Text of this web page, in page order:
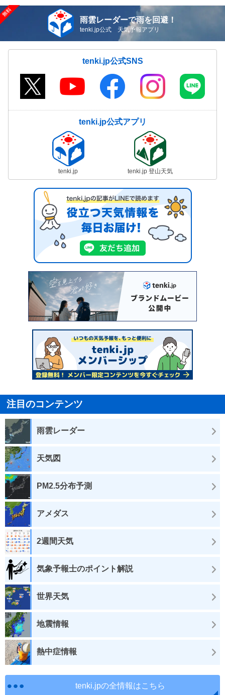
雨雲レーダーで雨を回避！
tenki.jp公式 天気予報アプリ
tenki.jp公式SNS
tenki.jp公式アプリ
tenki.jp tenki.jp 登山天気
注目のコンテンツ
雨雲レーダー
天気図
PM2.5分布予測
アメダス
2週間天気
気象予報士のポイント解説
世界天気
地震情報
熱中症情報
tenki.jpの全情報はこちら